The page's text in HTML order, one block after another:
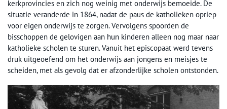
kerkprovincies en zich nog weinig met onderwijs bemoeide. De
situatie veranderde in 1864, nadat de paus de katholieken opriep
voor eigen onderwijs te zorgen. Vervolgens spoorden de
bisschoppen de gelovigen aan hun kinderen alleen nog maar naar
katholieke scholen te sturen. Vanuit het episcopaat werd tevens
druk uitgeoefend om het onderwijs aan jongens en meisjes te
scheiden, met als gevolg dat er afzonderlijke scholen ontstonden.